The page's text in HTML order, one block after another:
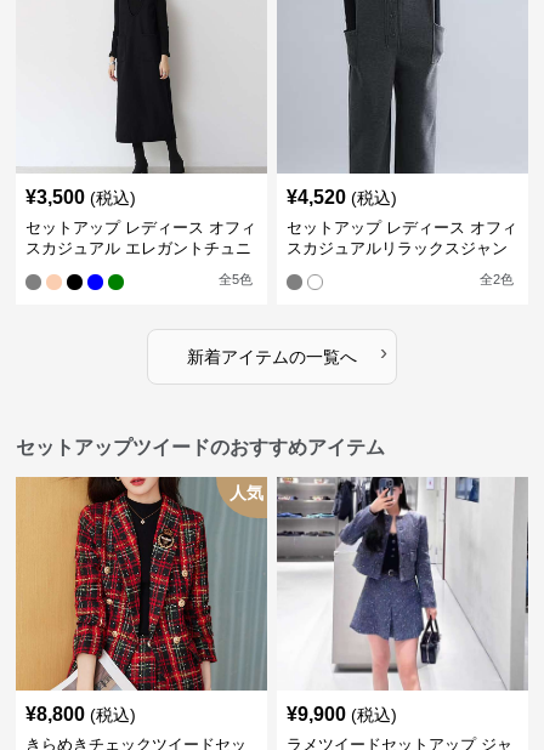
¥3,500 (税込)
セットアップ レディース オフィ
スカジュアル エレガントチュニ
全5色
¥4,520 (税込)
セットアップ レディース オフィ
スカジュアルリラックスジャン
全2色
新着アイテムの一覧へ ›
セットアップツイードのおすすめアイテム
人気
¥8,800 (税込)
きらめきチェックツイードセッ
¥9,900 (税込)
ラメツイードセットアップ ジャ